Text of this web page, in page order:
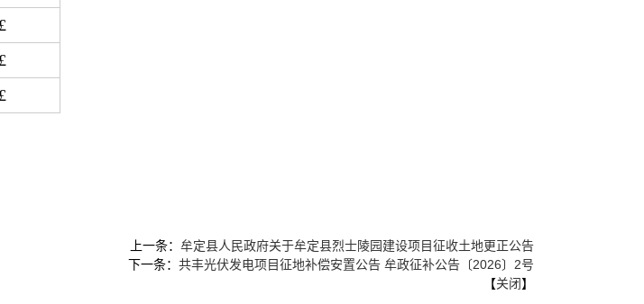
£
£
£
上一条： 牟定县人民政府关于牟定县烈士陵园建设项目征收土地更正公告
下一条： 共丰光伏发电项目征地补偿安置公告 牟政征补公告〔2026〕2号
【关闭】